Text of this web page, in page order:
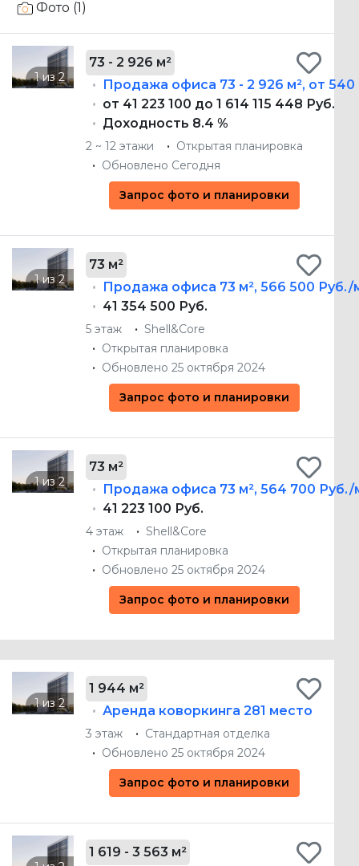
Фото (1)
73 - 2 926 м²
Продажа офиса 73 - 2 926 м², от 540
от 41 223 100 до 1 614 115 448 Руб.
Доходность 8.4 %
2 ~ 12 этажи
Открытая планировка
Обновлено Сегодня
Запрос фото и планировки
73 м²
Продажа офиса 73 м²,566 500 Руб./
41 354 500 Руб.
5 этаж
Shell&Core
Открытая планировка
Обновлено 25 октября 2024
Запрос фото и планировки
73 м²
Продажа офиса 73 м²,564 700 Руб./
41 223 100 Руб.
4 этаж
Shell&Core
Открытая планировка
Обновлено 25 октября 2024
Запрос фото и планировки
1 944 м²
Аренда коворкинга281 место
3 этаж
Стандартная отделка
Обновлено 25 октября 2024
Запрос фото и планировки
1 619 - 3 563 м²